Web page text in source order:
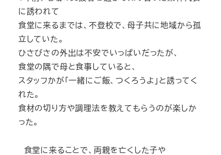
に誘われて
食堂に来るまでは、不登校で、母子共に地域から孤
立していた。
ひさびさの外出は不安でいっぱいだったが、
食堂の隅で母と食事していると、
スタッフかが「一緒にご飯、つくろうよ」と誘ってく
れた。
食材の切り方や調理法を教えてもらうのが楽しか
った。
食堂に来ることで、両親を亡くした子や